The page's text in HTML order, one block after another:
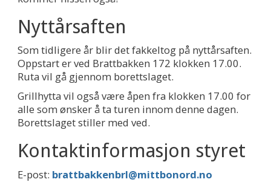
Nyttårsaften
Som tidligere år blir det fakkeltog på nyttårsaften.
Oppstart er ved Brattbakken 172 klokken 17.00.
Ruta vil gå gjennom borettslaget.
Grillhytta vil også være åpen fra klokken 17.00 for
alle som ønsker å ta turen innom denne dagen.
Borettslaget stiller med ved.
Kontaktinformasjon styret
E-post: brattbakkenbrl@mittbonord.no